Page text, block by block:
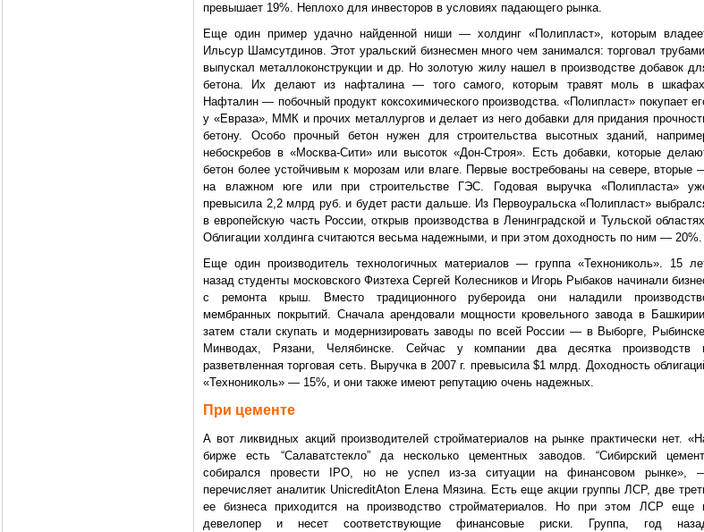
превышает 19%. Неплохо для инвесторов в условиях падающего рынка.
Еще один пример удачно найденной ниши — холдинг «Полипласт», которым
Ильсур Шамсутдинов. Этот уральский бизнесмен много чем занимался: торговал
выпускал металлоконструкции и др. Но золотую жилу нашел в производстве добавок
бетона. Их делают из нафталина — того самого, которым травят моль в
Нафталин — побочный продукт коксохимического производства. «Полипласт» покупает
у «Евраза», ММК и прочих металлургов и делает из него добавки для придания
бетону. Особо прочный бетон нужен для строительства высотных зданий,
небоскребов в «Москва-Сити» или высоток «Дон-Строя». Есть добавки, которые
бетон более устойчивым к морозам или влаге. Первые востребованы на севере, вторые
на влажном юге или при строительстве ГЭС. Годовая выручка «Полипласта»
превысила 2,2 млрд руб. и будет расти дальше. Из Первоуральска «Полипласт»
в европейскую часть России, открыв производства в Ленинградской и Тульской
Облигации холдинга считаются весьма надежными, и при этом доходность по ним — 20%.
Еще один производитель технологичных материалов — группа «Технониколь». 15
назад студенты московского Физтеха Сергей Колесников и Игорь Рыбаков начинали
с ремонта крыш. Вместо традиционного рубероида они наладили
мембранных покрытий. Сначала арендовали мощности кровельного завода в
затем стали скупать и модернизировать заводы по всей России — в Выборге,
Минводах, Рязани, Челябинске. Сейчас у компании два десятка производств
разветвленная торговая сеть. Выручка в 2007 г. превысила $1 млрд. Доходность
«Технониколь» — 15%, и они также имеют репутацию очень надежных.
При цементе
А вот ликвидных акций производителей стройматериалов на рынке практически нет.
бирже есть “Салаватстекло” да несколько цементных заводов. “Сибирский
собирался провести IPО, но не успел из-за ситуации на финансовом рынке»,
перечисляет аналитик UnicreditAton Елена Мязина. Есть еще акции группы ЛСР, две
ее бизнеса приходится на производство стройматериалов. Но при этом ЛСР еще
девелопер и несет соответствующие финансовые риски. Группа, год